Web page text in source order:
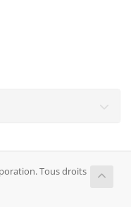
Tous droits